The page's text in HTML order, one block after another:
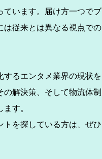
ています。届け方一つでブ
は従来とは異なる視点での
するエンタメ業界の現状を
解決策、そして物流体制
す。
トを探している方は、ぜひ